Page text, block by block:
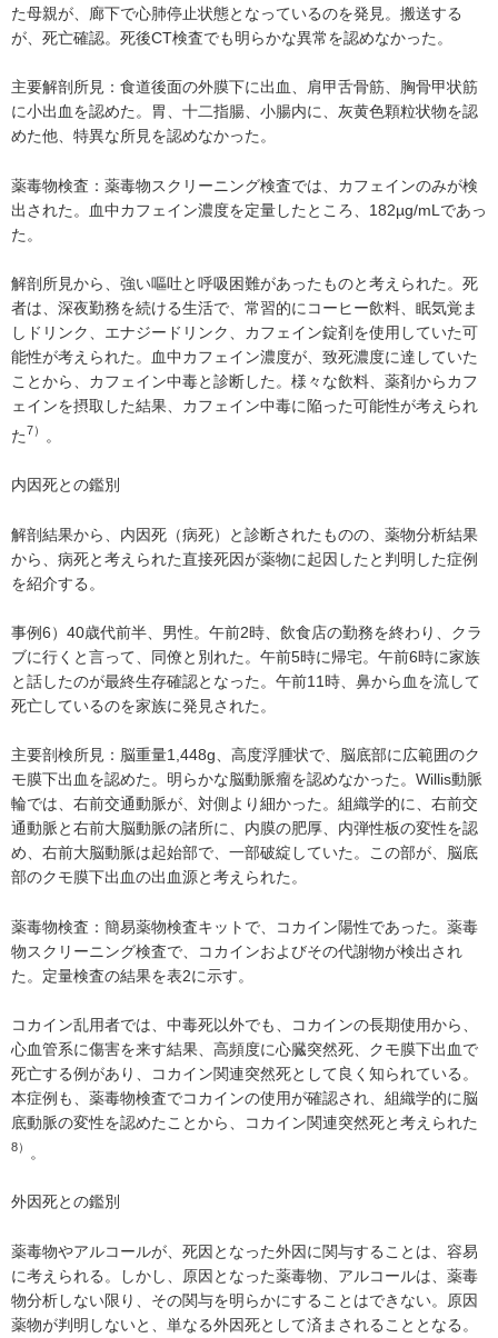
た母親が、廊下で心肺停止状態となっているのを発見。搬送する
が、死亡確認。死後CT検査でも明らかな異常を認めなかった。
主要解剖所見：食道後面の外膜下に出血、肩甲舌骨筋、胸骨甲状筋
に小出血を認めた。胃、十二指腸、小腸内に、灰黄色顆粒状物を認
めた他、特異な所見を認めなかった。
薬毒物検査：薬毒物スクリーニング検査では、カフェインのみが検
出された。血中カフェイン濃度を定量したところ、182µg/mLであっ
た。
解剖所見から、強い嘔吐と呼吸困難があったものと考えられた。死
者は、深夜勤務を続ける生活で、常習的にコーヒー飲料、眠気覚ま
しドリンク、エナジードリンク、カフェイン錠剤を使用していた可
能性が考えられた。血中カフェイン濃度が、致死濃度に達していた
ことから、カフェイン中毒と診断した。様々な飲料、薬剤からカフ
ェインを摂取した結果、カフェイン中毒に陥った可能性が考えられ
た7） 。
内因死との鑑別
解剖結果から、内因死（病死）と診断されたものの、薬物分析結果
から、病死と考えられた直接死因が薬物に起因したと判明した症例
を紹介する。
事例6）40歳代前半、男性。午前2時、飲食店の勤務を終わり、クラ
ブに行くと言って、同僚と別れた。午前5時に帰宅。午前6時に家族
と話したのが最終生存確認となった。午前11時、鼻から血を流して
死亡しているのを家族に発見された。
主要剖検所見：脳重量1,448g、高度浮腫状で、脳底部に広範囲のク
モ膜下出血を認めた。明らかな脳動脈瘤を認めなかった。Willis動脈
輪では、右前交通動脈が、対側より細かった。組織学的に、右前交
通動脈と右前大脳動脈の諸所に、内膜の肥厚、内弾性板の変性を認
め、右前大脳動脈は起始部で、一部破綻していた。この部が、脳底
部のクモ膜下出血の出血源と考えられた。
薬毒物検査：簡易薬物検査キットで、コカイン陽性であった。薬毒
物スクリーニング検査で、コカインおよびその代謝物が検出され
た。定量検査の結果を表2に示す。
コカイン乱用者では、中毒死以外でも、コカインの長期使用から、
心血管系に傷害を来す結果、高頻度に心臓突然死、クモ膜下出血で
死亡する例があり、コカイン関連突然死として良く知られている。
本症例も、薬毒物検査でコカインの使用が確認され、組織学的に脳
底動脈の変性を認めたことから、コカイン関連突然死と考えられた
8） 。
外因死との鑑別
薬毒物やアルコールが、死因となった外因に関与することは、容易
に考えられる。しかし、原因となった薬毒物、アルコールは、薬毒
物分析しない限り、その関与を明らかにすることはできない。原因
薬物が判明しないと、単なる外因死として済まされることとなる。